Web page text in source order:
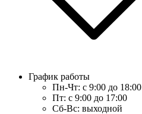
График работы
Пн-Чт: с 9:00 до 18:00
Пт: с 9:00 до 17:00
Сб-Вс: выходной